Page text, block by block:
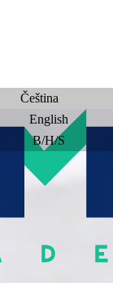
Čeština
English
B/H/S